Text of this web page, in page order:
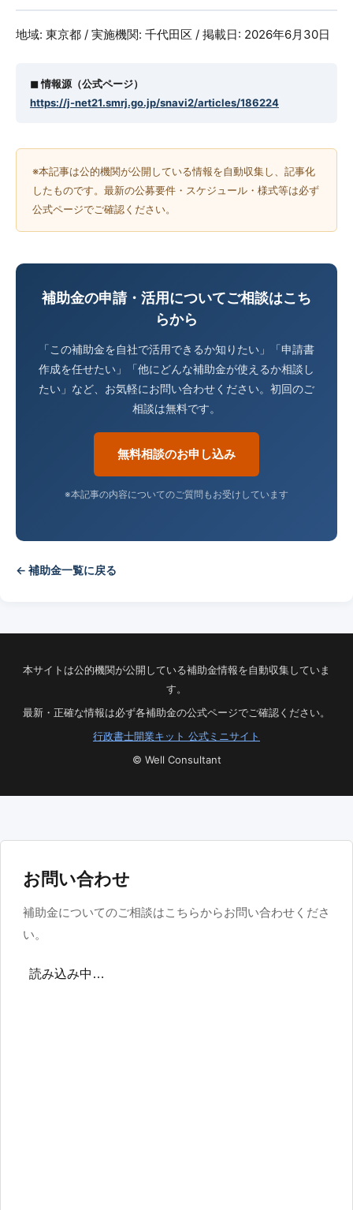
地域: 東京都 / 実施機関: 千代田区 / 掲載日: 2026年6月30日
◼︎ 情報源（公式ページ）
https://j-net21.smrj.go.jp/snavi2/articles/186224
※本記事は公的機関が公開している情報を自動収集し、記事化
したものです。最新の公募要件・スケジュール・様式等は必ず
公式ページでご確認ください。
補助金の申請・活用についてご相談はこち
らから
「この補助金を自社で活用できるか知りたい」「申請書
作成を任せたい」「他にどんな補助金が使えるか相談し
たい」など、お気軽にお問い合わせください。初回のご
相談は無料です。
無料相談のお申し込み
※本記事の内容についてのご質問もお受けしています
← 補助金一覧に戻る
本サイトは公的機関が公開している補助金情報を自動収集していま
す。
最新・正確な情報は必ず各補助金の公式ページでご確認ください。
行政書士開業キット 公式ミニサイト
© Well Consultant
お問い合わせ
補助金についてのご相談はこちらからお問い合わせくださ
い。